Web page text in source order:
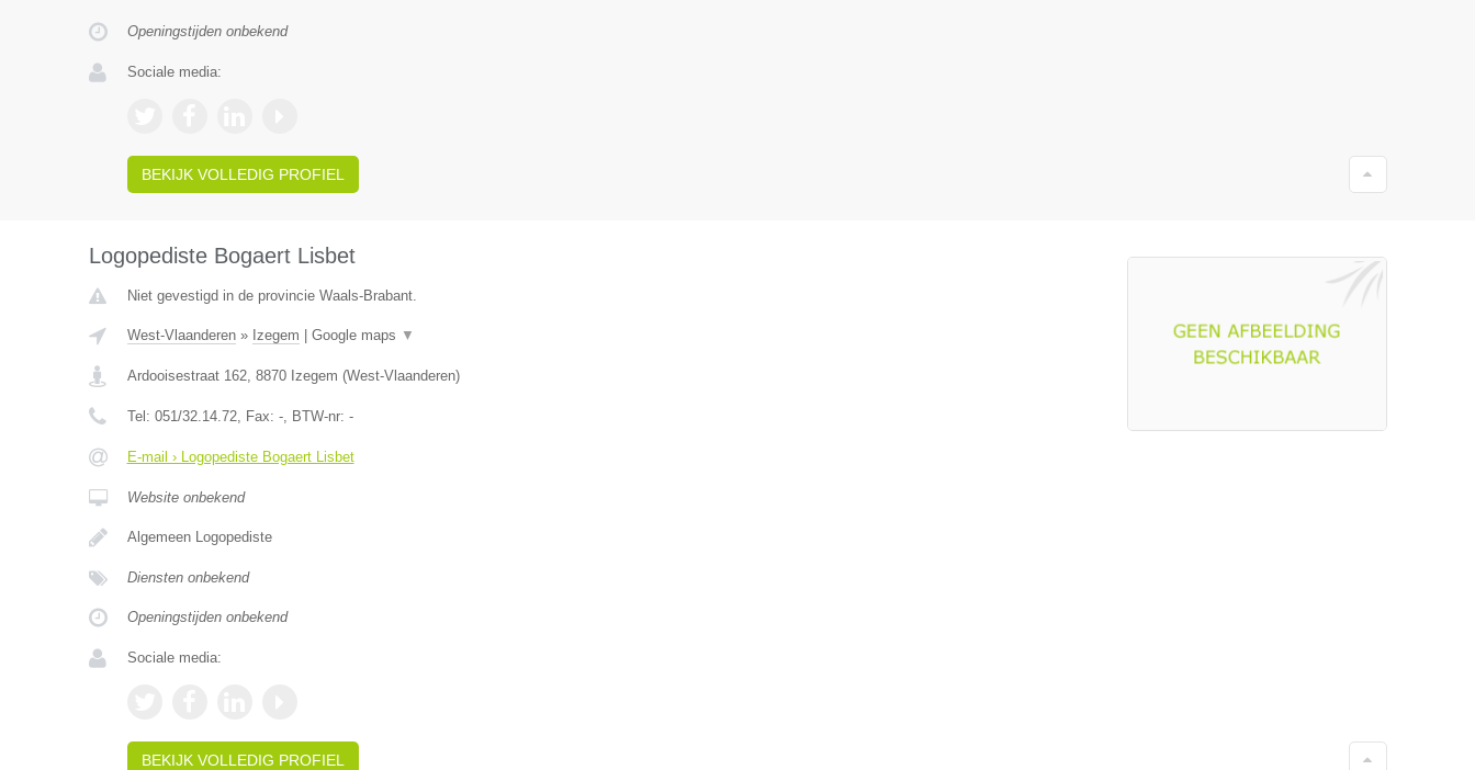
Openingstijden onbekend
Sociale media:
BEKIJK VOLLEDIG PROFIEL
Logopediste Bogaert Lisbet
Niet gevestigd in de provincie Waals-Brabant.
West-Vlaanderen» Izegem Google maps ▼
Ardooisestraat 162, 8870 Izegem (West-Vlaanderen)
Tel: 051/32.14.72, Fax: -, BTW-nr: -
E-mail › Logopediste Bogaert Lisbet
Website onbekend
Algemeen Logopediste
Diensten onbekend
Openingstijden onbekend
Sociale media:
BEKIJK VOLLEDIG PROFIEL